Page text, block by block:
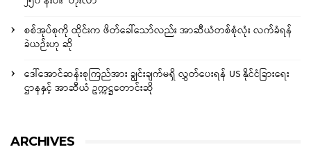
စစ်အုပ်စုကို ထိုင်းက ဖိတ်ခေါ်သော်လည်း အာဆီယံတစ်စုံလုံး လက်ခံရန်
ခဲယဉ်းဟု ဆို
ဒေါ်အောင်ဆန်းစုကြည်အား ချွင်းချက်မရှိ လွှတ်ပေးရန် US နိုင်ငံခြားရေး
ဌာနနှင့် အာဆီယံ ဥက္ကဋ္ဌတောင်းဆို
ARCHIVES